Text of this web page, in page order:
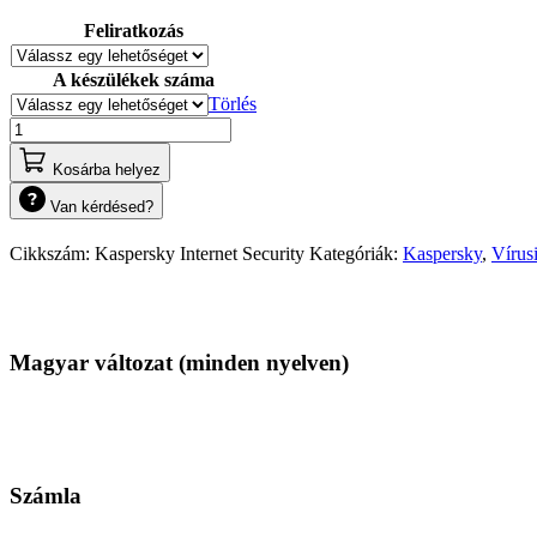
39
500,00 Ft
Feliratkozás
A készülékek száma
Törlés
Kaspersky
Internet
Security
mennyiség
Kosárba helyez
Van kérdésed?
Cikkszám: Kaspersky Internet Security Kategóriák: Kaspersky,
Magyar változat (minden nyelven)
Számla